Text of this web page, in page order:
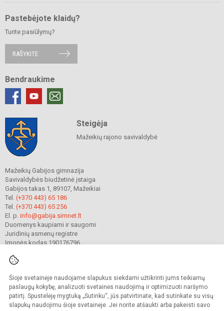
Šioje svetainėje naudojame slapukus siekdami užtikrinti jums teikiamų
paslaugų kokybę, analizuoti svetainės naudojimą ir optimizuoti naršymo
patirtį. Spustelėję mygtuką „Sutinku“, jūs patvirtinate, kad sutinkate su visų
slapukų naudojimu šioje svetainėje. Jei norite atšaukti arba pakeisti savo
Pastebėjote klaidų?
Turite pasiūlymų?
RAŠYKITE
Bendraukime
Steigėja
Mažeikių rajono savivaldybė
Mažeikių Gabijos gimnazija
Savivaldybės biudžetinė įstaiga
Gabijos takas 1, 89107, Mažeikiai
Tel. (+370 443) 65 186
Tel. (+370 443) 65 256
El. p. info@gabija.simnet.lt
Duomenys kaupiami ir saugomi
Juridinių asmenų registre
Įmonės kodas 190176796
© 2023. Mažeikių Gabijos gimnazija. Visos teisės saugomos.
Kopijuoti turinį be raštiško gimnazijos sutikimo griežtai draudžiama.
Prieinamumo paraiška Slapukų valdymas